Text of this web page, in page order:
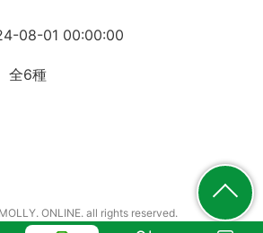
08-01 00:00:00
全6種
ONLINE. all rights reserved.